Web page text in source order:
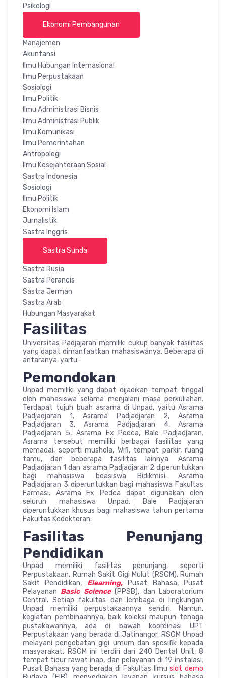
Psikologi
Ekonomi Pembangunan
Manajemen
Akuntansi
Ilmu Hubungan Internasional
Ilmu Perpustakaan
Sosiologi
Ilmu Politik
Ilmu Administrasi Bisnis
Ilmu Administrasi Publik
Ilmu Komunikasi
Ilmu Pemerintahan
Antropologi
Ilmu Kesejahteraan Sosial
Sastra Indonesia
Sosiologi
Ilmu Politik
Ekonomi Islam
Jurnalistik
Sastra Inggris
Sastra Sunda
Sastra Rusia
Sastra Perancis
Sastra Jerman
Sastra Arab
Hubungan Masyarakat
Fasilitas
Universitas Padjajaran memiliki cukup banyak fasilitas
yang dapat dimanfaatkan mahasiswanya. Beberapa di
antaranya, yaitu:
Pemondokan
Unpad memiliki yang dapat dijadikan tempat tinggal
oleh mahasiswa selama menjalani masa perkuliahan.
Terdapat tujuh buah asrama di Unpad, yaitu Asrama
Padjadjaran 1, Asrama Padjadjaran 2, Asrama
Padjadjaran 3, Asrama Padjadjaran 4, Asrama
Padjadjaran 5, Asrama Ex Pedca, Bale Padjadjaran.
Asrama tersebut memiliki berbagai fasilitas yang
memadai, seperti mushola, Wifi, tempat parkir, ruang
tamu, dan beberapa fasilitas lainnya. Asrama
Padjadjaran 1 dan asrama Padjadjaran 2 diperuntukkan
bagi mahasiswa beasiswa Bidikmisi. Asrama
Padjadjaran 3 diperuntukkan bagi mahasiswa Fakultas
Farmasi. Asrama Ex Pedca dapat digunakan oleh
seluruh mahasiswa Unpad. Bale Padjajaran
diperuntukkan khusus bagi mahasiswa tahun pertama
Fakultas Kedokteran.
Fasilitas Penunjang
Pendidikan
Unpad memiliki fasilitas penunjang, seperti
Perpustakaan, Rumah Sakit Gigi Mulut (RSGM), Rumah
Sakit Pendidikan, Elearning,Pusat Bahasa, Pusat
Pelayanan Basic Science(PPSB), dan Laboratorium
Central. Setiap fakultas dan lembaga di lingkungan
Unpad memiliki perpustakaannya sendiri. Namun,
kegiatan pembinaannya, baik koleksi maupun tenaga
pustakawannya, ada di bawah koordinasi UPT
Perpustakaan yang berada di Jatinangor. RSGM Unpad
melayani pengobatan gigi umum dan spesifik kepada
masyarakat. RSGM ini terdiri dari 240 Dental Unit, 8
tempat tidur rawat inap, dan pelayanan di 19 instalasi.
Pusat Bahasa yang berada di Fakultas Ilmuslot demo